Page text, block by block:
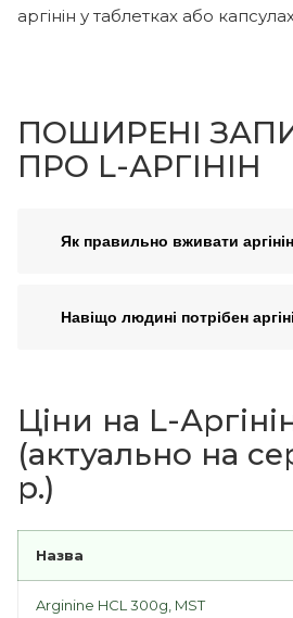
аргінін у таблетках або
ПОШИРЕНІ
ПРО L-АРГІНІН
Як правильно вживати
Навіщо людині потрібен
Ціни на L-
(актуально на
р.)
Назва
Arginine HCL 300g, MST